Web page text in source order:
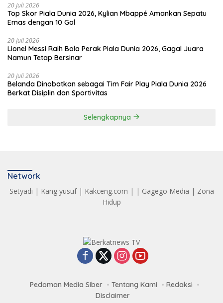
20 Juli 2026
Top Skor Piala Dunia 2026, Kylian Mbappé Amankan Sepatu
Emas dengan 10 Gol
20 Juli 2026
Lionel Messi Raih Bola Perak Piala Dunia 2026, Gagal Juara
Namun Tetap Bersinar
20 Juli 2026
Belanda Dinobatkan sebagai Tim Fair Play Piala Dunia 2026
Berkat Disiplin dan Sportivitas
Selengkapnya
Network
Setyadi | Kang yusuf| Kakceng.com | | Gagego Media | Zona
Hidup
Pedoman Media Siber Tentang Kami
Redaksi
Disclaimer